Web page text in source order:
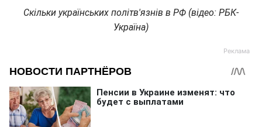
Скільки українських політв'язнів в РФ (відео: РБК-
Україна)